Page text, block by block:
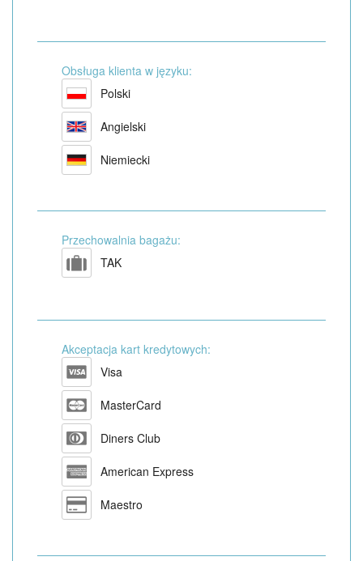
Obsługa klienta w języku:
Polski
Angielski
Niemiecki
Przechowalnia bagażu:
TAK
Akceptacja kart kredytowych:
Visa
MasterCard
Diners Club
American Express
Maestro